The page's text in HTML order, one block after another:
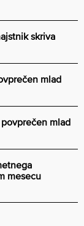
skriva
mlad
mlad
mesecu